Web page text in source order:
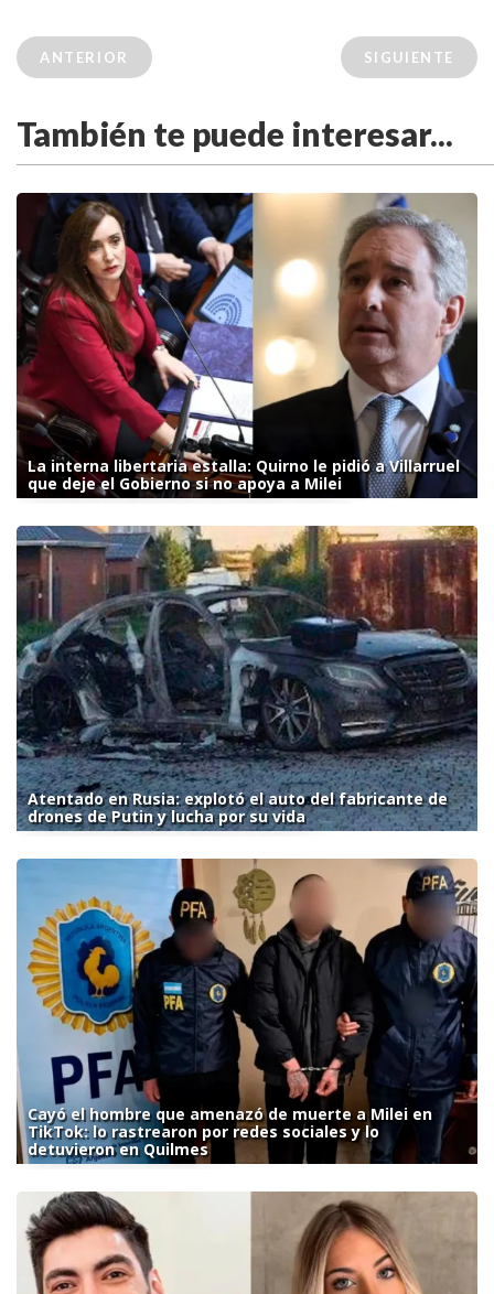
ANTERIOR SIGUIENTE
También te puede interesar...
La interna libertaria estalla: Quirno le pidió a Villarruel
que deje el Gobierno si no apoya a Milei
Atentado en Rusia: explotó el auto del fabricante de
drones de Putin y lucha por su vida
Cayó el hombre que amenazó de muerte a Milei en
TikTok: lo rastrearon por redes sociales y lo
detuvieron en Quilmes